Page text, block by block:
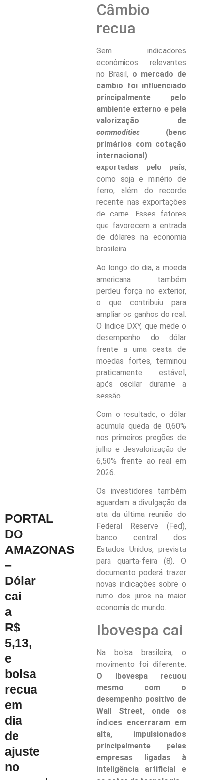
PORTAL
DO
AMAZONAS
–
Dólar
cai
a
R$
5,13,
e
bolsa
recua
em
dia
de
ajuste
no
Câmbio
recua
Sem indicadores
econômicos relevantes
no Brasil, o mercado de
câmbio foi influenciado
principalmente pelo
ambiente externo e pela
valorização de
commodities (bens
primários com cotação
internacional)
exportadas pelo país,
como soja e minério de
ferro, além do recorde
recente nas exportações
de carne. Esses fatores
que favorecem a entrada
de dólares na economia
brasileira.
Ao longo do dia, a moeda
americana também
perdeu força no exterior,
o que contribuiu para
ampliar os ganhos do real.
O índice DXY, que mede o
desempenho do dólar
frente a uma cesta de
moedas fortes, terminou
praticamente estável,
após oscilar durante a
sessão.
Com o resultado, o dólar
acumula queda de 0,60%
nos primeiros pregões de
julho e desvalorização de
6,50% frente ao real em
2026.
Os investidores também
aguardam a divulgação da
ata da última reunião do
Federal Reserve (Fed),
banco central dos
Estados Unidos, prevista
para quarta-feira (8). O
documento poderá trazer
novas indicações sobre o
rumo dos juros na maior
economia do mundo.
Ibovespa cai
Na bolsa brasileira, o
movimento foi diferente.
O Ibovespa recuou
mesmo com o
desempenho positivo de
Wall Street, onde os
índices encerraram em
alta, impulsionados
principalmente pelas
empresas ligadas à
inteligência artificial e